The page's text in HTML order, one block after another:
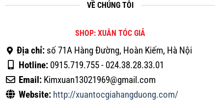
VỀ CHÚNG TÔI
SHOP: XUÂN TÓC GIẢ
Địa chỉ:số 71A Hàng Đường, Hoàn Kiếm, Hà Nội
Hotline:0915.719.755 - 024.38.28.33.01
Email:Kimxuan13021969@gmail.com
Website: http://xuantocgiahangduong.com/